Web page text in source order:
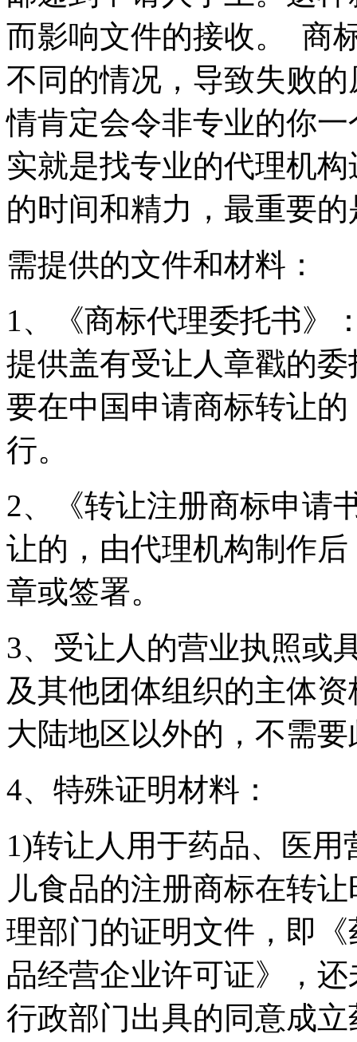
而影响文件的接收。 商
不同的情况，导致失败
情肯定会令非专业的你
实就是找专业的代理机
的时间和精力，最重要
需提供的文件和材料：
1、《商标代理委托书》
提供盖有受让人章戳的
要在中国申请商标转让
行。
2、《转让注册商标申请
让的，由代理机构制作
章或签署。
3、受让人的营业执照或
及其他团体组织的主体
大陆地区以外的，不需
4、特殊证明材料：
1)转让人用于药品、医
儿食品的注册商标在转
理部门的证明文件，即
品经营企业许可证》，
行政部门出具的同意成